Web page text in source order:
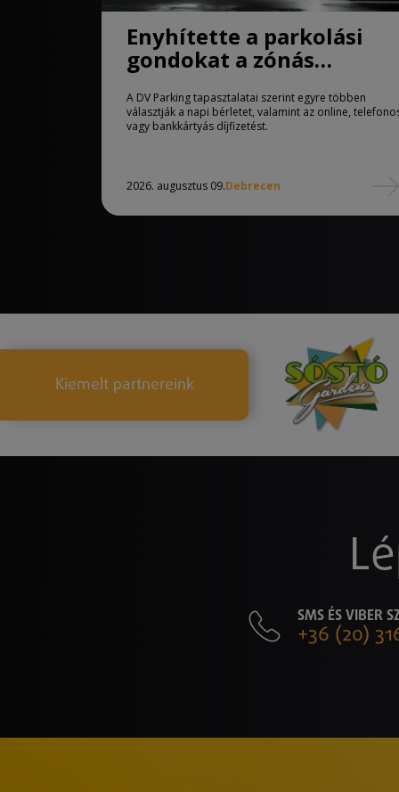
Enyhítette a parkolási
gondokat a zónás
rendszer Debrecenben
A DV Parking tapasztalatai szerint egyre többen
választják a napi bérletet, valamint az online,
vagy bankkártyás díjfizetést.
2026. augusztus 09.Debrecen
Kiemelt partnereink
SMS ÉS VIBER
+36 (20)